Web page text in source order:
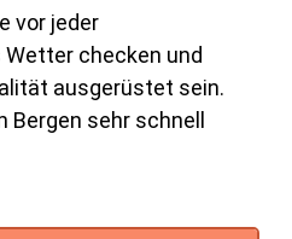
vor jeder
checken und
ausgerüstet sein.
Bergen sehr schnell